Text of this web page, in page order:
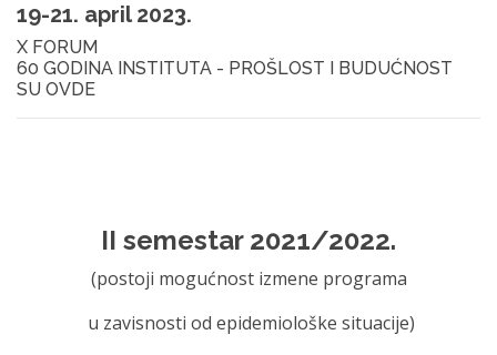
19-21. april 2023.
X FORUM
60 GODINA INSTITUTA - PROŠLOST I BUDUĆNOST
SU OVDE
II semestar 2021/2022.
(postoji mogućnost izmene programa
u zavisnosti od epidemiološke situacije)